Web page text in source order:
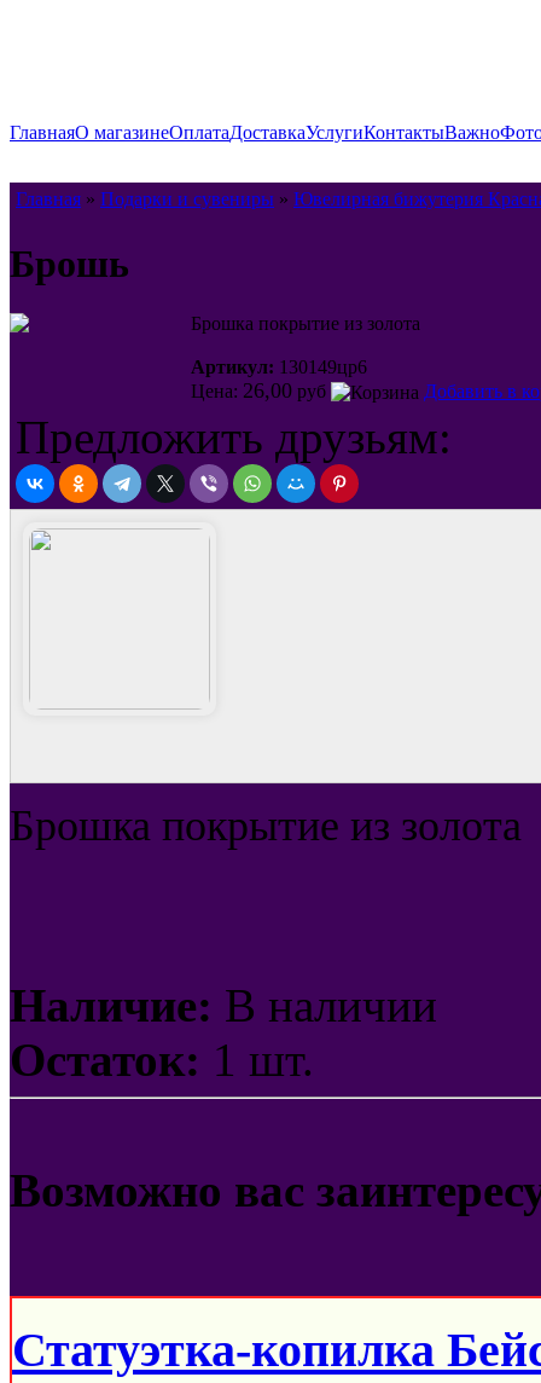
ГлавнаяО магазинеОплатаДоставкаУслугиКонтактыВажно
Главная » Подарки и сувениры » Ювелирная бижутерия
Брошь
Брошка покрытие из золота
Артикул: 130149цр6
Цена: 26,00 руб Добавить в
Предложить друзьям:
Брошка покрытие из золота
Наличие: В наличии
Остаток: 1 шт.
Возможно вас
Статуэтка-копилка